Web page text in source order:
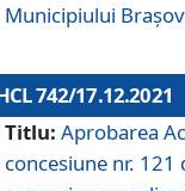
Municipiului
742/17.12.2021
Titlu: Aprobarea
concesiune nr.